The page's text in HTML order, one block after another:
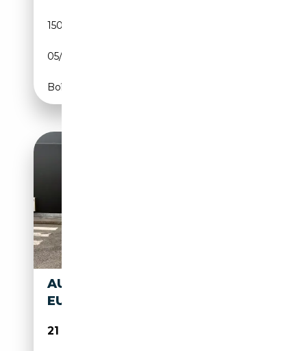
150 000 km
05/2016
Boîte manuelle
AUDI TT 2.0 TDI 184 CV S LINE
EURO 6B
21 950€